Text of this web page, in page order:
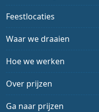
Feestlocaties
Waar we draaien
Hoe we werken
Over prijzen
Ga naar prijzen